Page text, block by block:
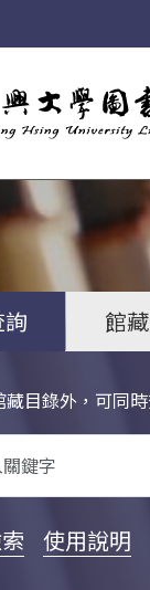
館
藏目錄外，可同
尋
使用說明